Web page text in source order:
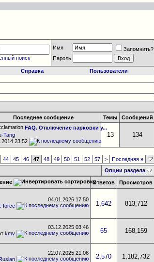
поиск
Имя
Запомнить?
Пароль
Справка Пользователи
Последнее сообщение Темы Сообщений
FAQ. Отключение парковки у...
Tang
23:52
13 134
44 45 46 47 48 49 50 51 52 57 > Последняя»
Опции раздела
Ответов Просмотров
04.01.2026 17:50
force 1,642 813,712
03.12.202503:46
kmv 65 168,159
22.07.202521:06
2,570 1,182,732